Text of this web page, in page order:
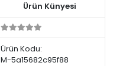
Ürün Künyesi
Ürün Kodu:
M-5a15682c95f88